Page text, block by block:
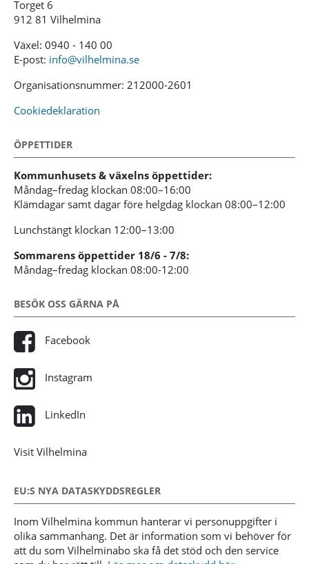
Torget 6
912 81 Vilhelmina
Växel: 0940 - 140 00
E-post: info@vilhelmina.se
Organisationsnummer: 212000-2601
Cookiedeklaration
ÖPPETTIDER
Kommunhusets & växelns öppettider:
Måndag–fredag klockan 08:00–16:00
Klämdagar samt dagar före helgdag klockan 08:00–12:00
Lunchstängt klockan 12:00–13:00
Sommarens öppettider 18/6 - 7/8:
Måndag–fredag klockan 08:00-12:00
BESÖK OSS GÄRNA PÅ
Facebook
Instagram
LinkedIn
Visit Vilhelmina
EU:S NYA DATASKYDDSREGLER
Inom Vilhelmina kommun hanterar vi personuppgifter i
olika sammanhang. Det är information som vi behöver för
att du som Vilhelminabo ska få det stöd och den service